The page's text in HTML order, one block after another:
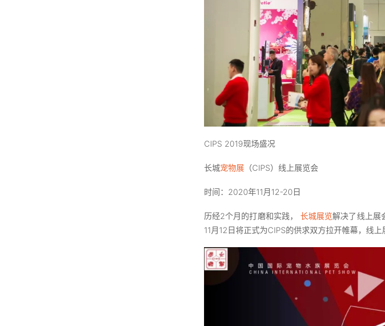
CIPS 2019现场盛况
长城宠物展 （CIPS）线上展览会
时间：2020年11月12-20日
历经2个月的打磨和实践， 长城展览解决了线上展
11月12日将正式为CIPS的供求双方拉开帷幕，线上